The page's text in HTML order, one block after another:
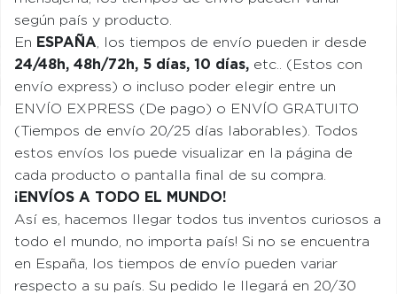
según país y producto.
En ESPAÑA , los tiempos de envío pueden ir desde
24/48h, 48h/72h, 5 días, 10 días, etc.. (Estos con
envío express) o incluso poder elegir entre un
ENVÍO EXPRESS (De pago) o ENVÍO GRATUITO
(Tiempos de envío 20/25 días laborables). Todos
estos envíos los puede visualizar en la página de
cada producto o pantalla final de su compra.
¡ENVÍOS A TODO EL MUNDO!
Así es, hacemos llegar todos tus inventos curiosos a
todo el mundo, no importa país! Si no se encuentra
en España, los tiempos de envío pueden variar
respecto a su país. Su pedido le llegará en 20/30